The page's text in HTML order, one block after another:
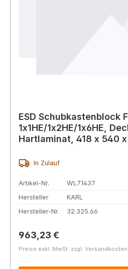
ESD Schubkastenblock
1x1HE/1x2HE/1x6HE,
Hartlaminat, 418 x 540
In Zulauf
Artikel-Nr.
WL71437
Hersteller
KARL
Hersteller-Nr.
32.325.66
Regulärer Preis:
963,23 €
Preise exkl. MwSt. zzgl. Versandkosten